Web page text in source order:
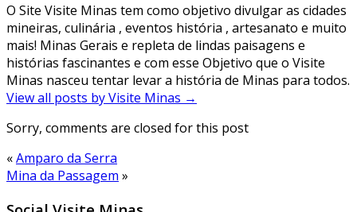
O Site Visite Minas tem como objetivo divulgar as cidades
mineiras, culinária , eventos história , artesanato e muito
mais! Minas Gerais e repleta de lindas paisagens e
histórias fascinantes e com esse Objetivo que o Visite
Minas nasceu tentar levar a história de Minas para todos.
View all posts by Visite Minas →
Sorry, comments are closed for this post
«Amparo da Serra
Mina da Passagem »